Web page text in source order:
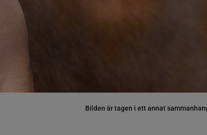
Bilden är tagen i ett annat